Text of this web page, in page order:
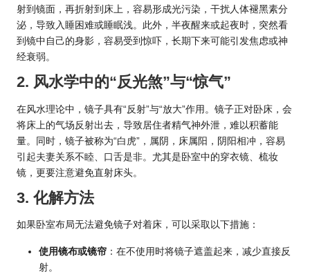
射到镜面，再折射到床上，容易形成光污染，干扰人体褪黑素分
泌，导致入睡困难或睡眠浅。此外，半夜醒来或起夜时，突然看
到镜中自己的身影，容易受到惊吓，长期下来可能引发焦虑或神
经衰弱。
2. 风水学中的“反光煞”与“惊气”
在风水理论中，镜子具有“反射”与“放大”作用。镜子正对卧床，会
将床上的气场反射出去，导致居住者精气神外泄，难以积蓄能
量。同时，镜子被称为“白虎”，属阴，床属阳，阴阳相冲，容易
引起夫妻关系不睦、口舌是非。尤其是卧室中的穿衣镜、梳妆
镜，更要注意避免直射床头。
3. 化解方法
如果卧室布局无法避免镜子对着床，可以采取以下措施：
使用镜布或镜帘 ：在不使用时将镜子遮盖起来，减少直接反
射。